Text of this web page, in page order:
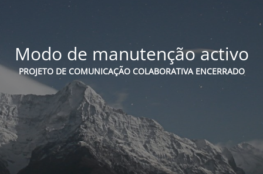
Modo de manutenção activo
PROJETO DE COMUNICAÇÃO COLABORATIVA ENCERRADO